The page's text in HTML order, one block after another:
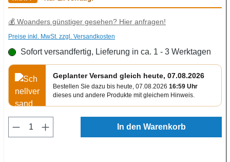
💰 Woanders günstiger gesehen? Hier anfragen!
Preise inkl. MwSt. zzgl. Versandkosten
Sofort versandfertig, Lieferung in ca. 1 - 3 Werktagen
Geplanter Versand gleich heute, 07.08.2026
Bestellen Sie dazu bis heute, 07.08.2026 16:59 Uhr
dieses und andere Produkte mit gleichem Hinweis.
Produkt Anzahl: Gib den gewünschten
In den Warenkorb